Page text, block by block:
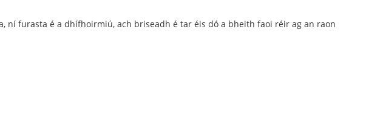
ní furasta é a dhífhoirmiú, ach briseadh é tar éis dó a bheith faoi réir ag an raon